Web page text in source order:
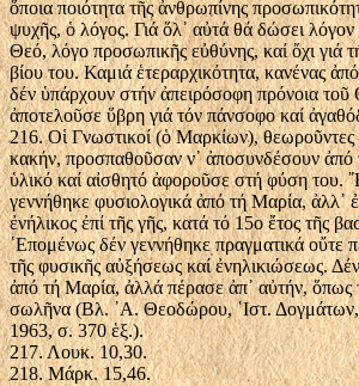
ὅποια ποιότητα τῆς ἀνθρωπίνης
ψυχῆς, ὁ λόγος. Γιά ὅλ᾿ αὐτά θά δώσει
Θεό, λόγο προσωπικῆς εὐθύνης, καί ὄχι γιά
βίου του. Καμιά ἑτεραρχικότητα, κανένας
δέν ὑπάρχουν στήν ἀπειρόσοφη πρόνοια τοῦ
ἀποτελοῦσε ὕβρη γιά τόν πάνσοφο καί
216. Οἱ Γνωστικοί (ὁ Μαρκίων), θεωροῦντες
κακήν, προσπαθοῦσαν ν᾿ ἀποσυνδέσουν ἀπό
ὑλικό καί αἰσθητό ἀφοροῦσε στή φύση του.
γεννήθηκε φυσιολογικά ἀπό τή Μαρία, ἀλλ᾿
ἐνήλικος ἐπί τῆς γῆς, κατά τό 15ο ἔτος τῆς
῾Επομένως δέν γεννήθηκε πραγματικά οὔτε
τῆς φυσικῆς αὐξήσεως καί ἐνηλικιώσεως.
ἀπό τή Μαρία, ἀλλά πέρασε ἀπ᾿ αὐτήν, ὅπως
σωλῆνα (Βλ. ᾿Α. Θεοδώρου, ῾Ιστ. Δογμάτων,
1963, σ. 370 ἑξ.).
217. Λουκ. 10,30.
218. Μάρκ. 15,46.